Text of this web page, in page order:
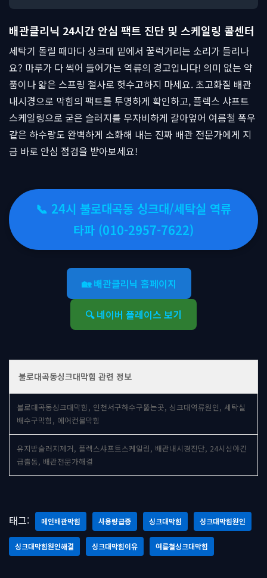
배관클리닉 24시간 안심 팩트 진단 및 스케일링 콜센터
세탁기 돌릴 때마다 싱크대 밑에서 꿀럭거리는 소리가 들리나
요? 마루가 다 썩어 들어가는 역류의 경고입니다! 의미 없는 약
품이나 얇은 스프링 철사로 헛수고하지 마세요. 초고화질 배관
내시경으로 막힘의 팩트를 투명하게 확인하고, 플렉스 샤프트
스케일링으로 굳은 슬러지를 무자비하게 갈아엎어 여름철 폭우
같은 하수량도 완벽하게 소화해 내는 진짜 배관 전문가에게 지
금 바로 안심 점검을 받아보세요!
📞 24시 불로대곡동 싱크대/세탁실 역류
타파 (010-2957-7622)
🏡 배관클리닉 홈페이지
🔍 네이버 플레이스 보기
불로대곡동싱크대막힘 관련 정보
불로대곡동싱크대막힘, 인천서구하수구뚫는곳, 싱크대역류원인, 세탁실
배수구막힘, 에어컨물막힘
유지방슬러지제거, 플렉스샤프트스케일링, 배관내시경진단, 24시심야긴
급출동, 배관전문가해결
태그: 메인배관막힘 사용량급증 싱크대막힘 싱크대막힘원인
싱크대막힘원인해결 싱크대막힘이유 여름철싱크대막힘